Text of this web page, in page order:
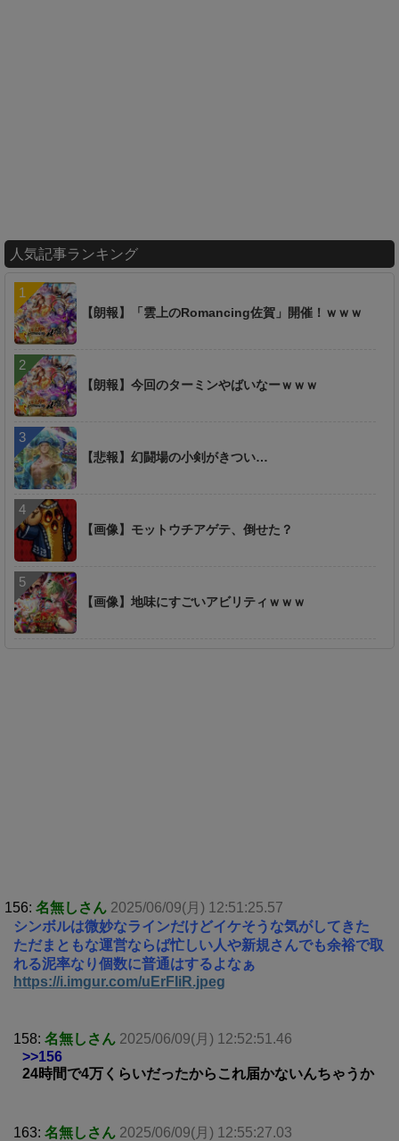
人気記事ランキング
【朗報】「雲上のRomancing佐賀」開催！ｗｗｗ
【朗報】今回のターミンやばいなーｗｗｗ
【悲報】幻闘場の小剣がきつい…
【画像】モットウチアゲテ、倒せた？
【画像】地味にすごいアビリティｗｗｗ
156: 名無しさん 2025/06/09(月) 12:51:25.57
シンボルは微妙なラインだけどイケそうな気がしてきた
ただまともな運営ならば忙しい人や新規さんでも余裕で取
れる泥率なり個数に普通はするよなぁ
https://i.imgur.com/uErFIiR.jpeg
158: 名無しさん 2025/06/09(月) 12:52:51.46
>>156
24時間で4万くらいだったからこれ届かないんちゃうか
163: 名無しさん 2025/06/09(月) 12:55:27.03